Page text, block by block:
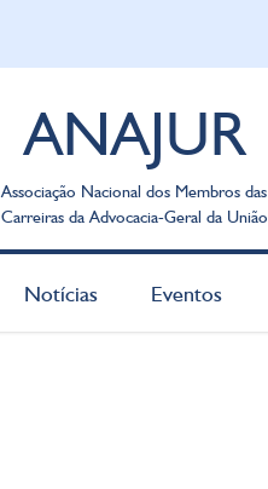
ANAJUR
Associação Nacional dos Membros das
Carreiras da Advocacia-Geral da União
Notícias Eventos